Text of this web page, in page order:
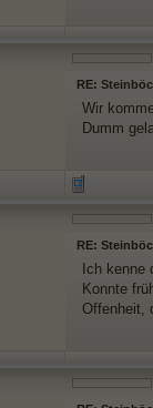
RE:
Wir
Dumm
RE:
Ich kenne
Konnte
Offenheit,